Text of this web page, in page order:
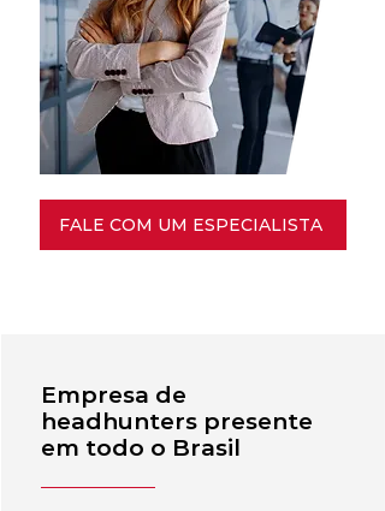
FALE COM UM ESPECIALISTA
Empresa de
headhunters presente
em todo o Brasil